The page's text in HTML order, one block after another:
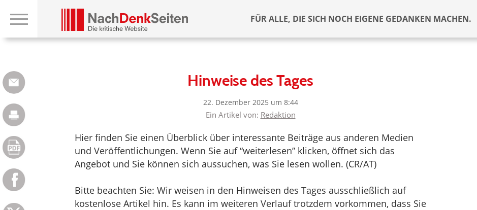
FÜR ALLE, DIE SICH NOCH EIGENE GEDANKEN MACHEN.
Hinweise des Tages
22. Dezember 2025 um 8:44
Ein Artikel von: Redaktion
Hier finden Sie einen Überblick über interessante Beiträge aus anderen Medien
und Veröffentlichungen. Wenn Sie auf “weiterlesen” klicken, öffnet sich das
Angebot und Sie können sich aussuchen, was Sie lesen wollen. (CR/AT)
Bitte beachten Sie: Wir weisen in den Hinweisen des Tages ausschließlich auf
kostenlose Artikel hin. Es kann im weiteren Verlauf trotzdem vorkommen, dass Sie